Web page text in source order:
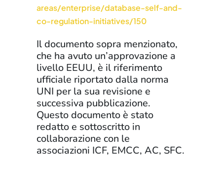
areas/enterprise/database-self-and-
co-regulation-initiatives/150
Il documento sopra menzionato,
che ha avuto un’approvazione a
livello EEUU, è il riferimento
ufficiale riportato dalla norma
UNI per la sua revisione e
successiva pubblicazione.
Questo documento è stato
redatto e sottoscritto in
collaborazione con le
associazioni ICF, EMCC, AC, SFC.